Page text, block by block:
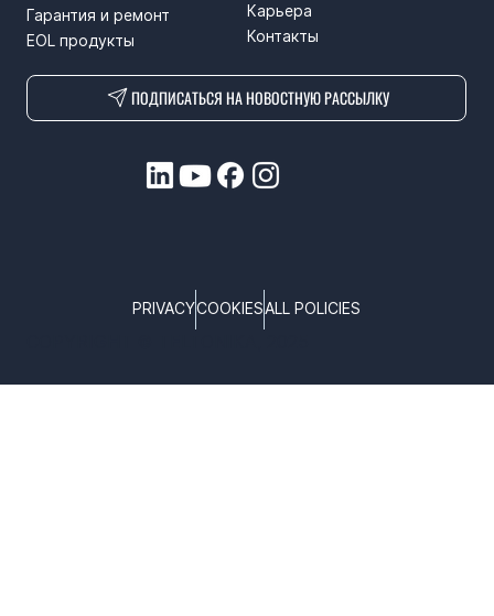
Карьера
Контакты
Гарантия и ремонт
EOL продукты
ПОДПИСАТЬСЯ НА НОВОСТНУЮ РАССЫЛКУ
PRIVACYCOOKIESALL POLICIES